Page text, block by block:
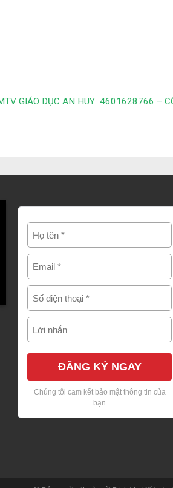
GIÁO DỤC AN HUY 4601628766 –